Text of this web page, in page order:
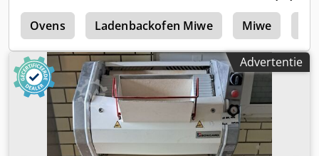
Ovens Ladenbackofen Miwe Miwe
Advertentie